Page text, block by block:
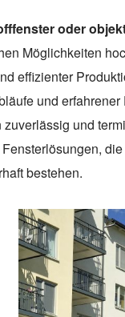
oder
Möglichkeiten
effizienter
und
und
bestehen.